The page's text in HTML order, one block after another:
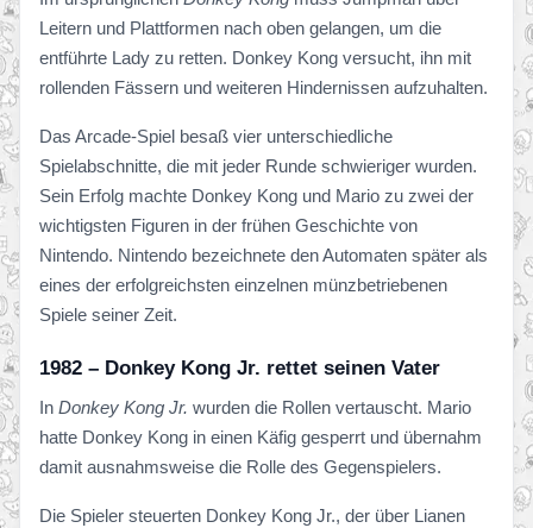
Leitern und Plattformen nach oben gelangen, um die
entführte Lady zu retten. Donkey Kong versucht, ihn mit
rollenden Fässern und weiteren Hindernissen aufzuhalten.
Das Arcade-Spiel besaß vier unterschiedliche
Spielabschnitte, die mit jeder Runde schwieriger wurden.
Sein Erfolg machte Donkey Kong und Mario zu zwei der
wichtigsten Figuren in der frühen Geschichte von
Nintendo. Nintendo bezeichnete den Automaten später als
eines der erfolgreichsten einzelnen münzbetriebenen
Spiele seiner Zeit.
1982 – Donkey Kong Jr. rettet seinen Vater
In Donkey Kong Jr. wurden die Rollen vertauscht. Mario
hatte Donkey Kong in einen Käfig gesperrt und übernahm
damit ausnahmsweise die Rolle des Gegenspielers.
Die Spieler steuerten Donkey Kong Jr., der über Lianen